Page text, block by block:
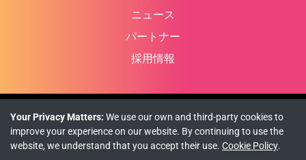
ニュース
パートナー
採用情報
プライバシーポリシー クッキーポリシー 利用規約
Your Privacy Matters: We use our own and third-party cookies to
improve your experience on our website. By continuing to use the
website, we understand that you accept their use. Cookie Policy.